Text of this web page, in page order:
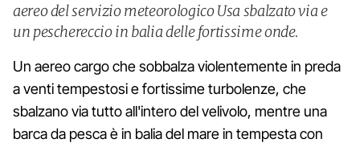
aereo del servizio meteorologico Usa sbalzato via e
un peschereccio in balia delle fortissime onde.
Un aereo cargo che sobbalza violentemente in preda
a venti tempestosi e fortissime turbolenze, che
sbalzano via tutto all'intero del velivolo, mentre una
barca da pesca è in balia del mare in tempesta con